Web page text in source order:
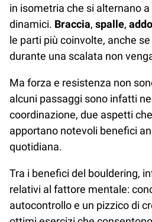
in isometria che si alternano
dinamici. Braccia, spalle,
le parti più coinvolte, anche
durante una scalata non
Ma forza e resistenza non
alcuni passaggi sono infatti
coordinazione, due aspetti
apportano notevoli benefici
quotidiana.
Tra i benefici del bouldering,
relativi al fattore mentale:
autocontrollo e un pizzico di